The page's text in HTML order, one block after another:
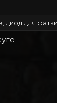
диод для